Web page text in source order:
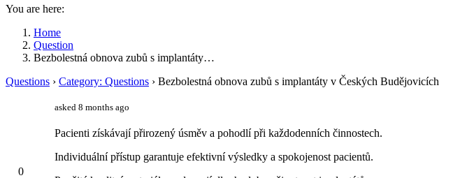
You are here:
Home
Question
Bezbolestná obnova zubů s implantáty…
Questions › Category: Questions › Bezbolestná obnova zubů s implantáty v Českých Budějovicích
0
asked 8 months ago
Pacienti získávají přirozený úsměv a pohodlí při každodenních činnostech.
Individuální přístup garantuje efektivní výsledky a spokojenost pacientů.